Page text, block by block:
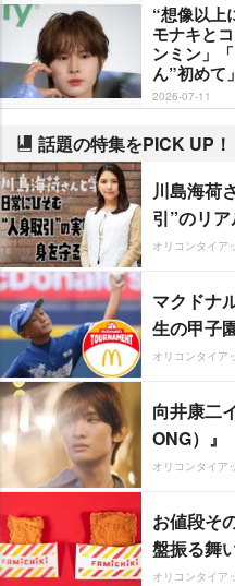
“想像以上
モナキと
ンミン」
ん”初めて」
2026-07-11
話題の特集をPICK UP！
川島海荷
引”のリ
オリコンタイア
マクドナ
生の甲子
オリコンタイア
向井康二
ONG）』
オリコンタイア
お値段そ
盤振る舞
オリコンタイア